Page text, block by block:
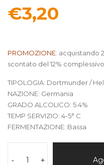
€3,20
PROMOZIONE: acquistando
scontato del 12% complessivo.
TIPOLOGIA: Dortmunder /
NAZIONE: Germania
GRADO ALCOLICO: 5.4%
TEMP SERVIZIO: 4-5° C
FERMENTAZIONE: Bassa
-HELL
+